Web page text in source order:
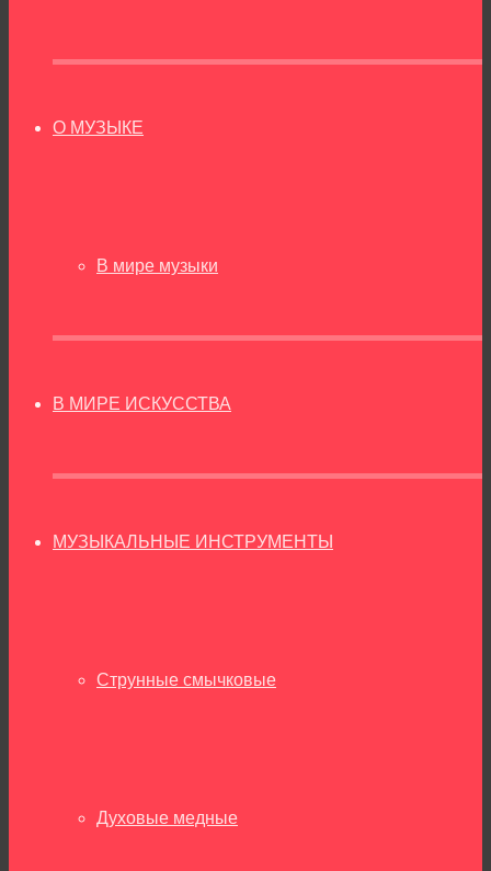
О МУЗЫКЕ
В мире музыки
В МИРЕ ИСКУССТВА
МУЗЫКАЛЬНЫЕ ИНСТРУМЕНТЫ
Струнные смычковые
Духовые медные